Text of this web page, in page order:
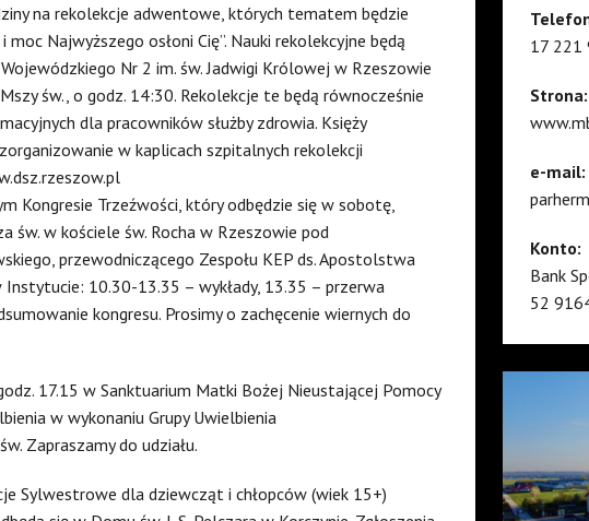
na rekolekcje adwentowe, których tematem będzie
Najwyższego osłoni Cię”. Nauki rekolekcyjne będą
Nr 2 im. św. Jadwigi Królowej w Rzeszowie
św., o godz. 14:30. Rekolekcje te będą równocześnie
dla pracowników służby zdrowia. Księży
w kaplicach szpitalnych rekolekcji
Kongresie Trzeźwości, który odbędzie się w sobotę,
św. w kościele św. Rocha w Rzeszowie pod
przewodniczącego Zespołu KEP ds. Apostolstwa
10.30-13.35 – wykłady, 13.35 – przerwa
kongresu. Prosimy o zachęcenie wiernych do
17.15 w Sanktuarium Matki Bożej Nieustającej Pomocy
w wykonaniu Grupy Uwielbienia
Zapraszamy do udziału.
Sylwestrowe dla dziewcząt i chłopców (wiek 15+)
17 221
Strona:
e-mail:
Konto:
Bank
52